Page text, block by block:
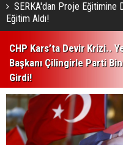
SERKA'dan Proje Eğitimine
Eğitim Aldı!
CHP Kars’ta Devir Krizi..
Başkanı Çilingirle Parti
Girdi!